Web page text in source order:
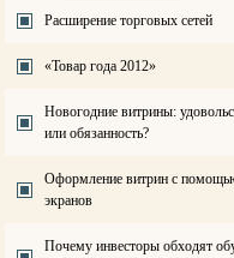
Расширение торговых сетей
«Товар года 2012»
Новогодние витрины:
или обязанность?
Оформление витрин с
экранов
Почему инвесторы обходят